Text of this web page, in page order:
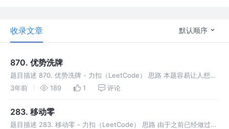
收录文章 默认顺序
870. 优势洗牌
题目描述 870. 优势洗牌 - 力扣（LeetCode） 思路 本题容易让人想到
“田忌赛马”的故事，那么该如何模范“田忌赛马”写出代码呢？ 首先，要
3年前 189 1 评论
283. 移动零
题目描述 283. 移动零 - 力扣（LeetCode） 思路 由于之前已经做过27